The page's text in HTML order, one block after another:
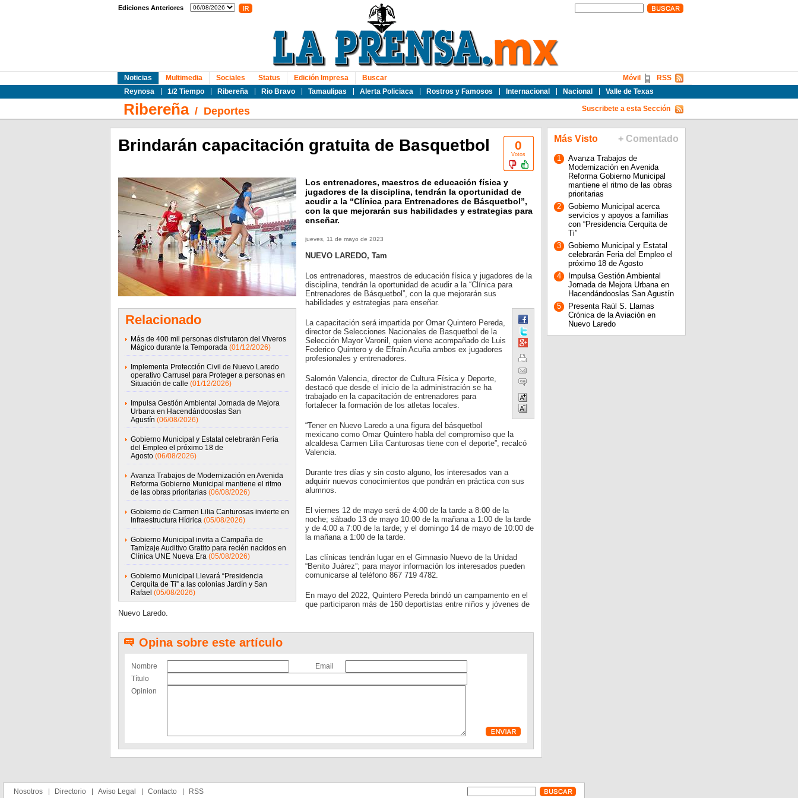
Ediciones Anteriores
Noticias
Reynosa
1/2 Tiempo Ribereña Rio Bravo Tamaulipas Alerta Policiaca Rostros y Famosos Internacional Nacional Valle de Texas
Multimedia Sociales Status Edición Impresa Buscar RSS
Móvil
Ribereña/ Deportes Suscribete a esta Sección
0
Votos
Brindarán capacitación gratuita de Basquetbol
Relacionado
Más de 400 mil personas disfrutaron del Viveros
Mágico durante la Temporada (01/12/2026)
Implementa Protección Civil de Nuevo Laredo
operativo Carrusel para Proteger a personas en
Situación de calle (01/12/2026)
Impulsa Gestión Ambiental Jornada de Mejora
Urbana en Hacendándooslas San
Agustín (06/08/2026)
Gobierno Municipal y Estatal celebrarán Feria
del Empleo el próximo 18 de
Agosto (06/08/2026)
Avanza Trabajos de Modernización en Avenida
Reforma Gobierno Municipal mantiene el ritmo
de las obras prioritarias (06/08/2026)
Gobierno de Carmen Lilia Canturosas invierte en
Infraestructura Hídrica (05/08/2026)
Gobierno Municipal invita a Campaña de
Tamízaje Auditivo Gratito para recién nacidos en
Clínica UNE Nueva Era (05/08/2026)
Gobierno Municipal Llevará “Presidencia
Cerquita de Ti” a las colonias Jardín y San
Rafael (05/08/2026)
Los entrenadores, maestros de educación física y
jugadores de la disciplina, tendrán la oportunidad de
acudir a la “Clínica para Entrenadores de Básquetbol”,
con la que mejorarán sus habilidades y estrategias para
enseñar.
jueves, 11 de mayo de 2023
NUEVO LAREDO, Tam
Los entrenadores, maestros de educación física y jugadores de la
disciplina, tendrán la oportunidad de acudir a la “Clínica para
Entrenadores de Básquetbol”, con la que mejorarán sus
habilidades y estrategias para enseñar.
La capacitación será impartida por Omar Quintero Pereda,
director de Selecciones Nacionales de Basquetbol de la
Selección Mayor Varonil, quien viene acompañado de Luis
Federico Quintero y de Efraín Acuña ambos ex jugadores
profesionales y entrenadores.
Salomón Valencia, director de Cultura Física y Deporte,
destacó que desde el inicio de la administración se ha
trabajado en la capacitación de entrenadores para
fortalecer la formación de los atletas locales.
“Tener en Nuevo Laredo a una figura del básquetbol
mexicano como Omar Quintero habla del compromiso que la
alcaldesa Carmen Lilia Canturosas tiene con el deporte”, recalcó
Valencia.
Durante tres días y sin costo alguno, los interesados van a
adquirir nuevos conocimientos que pondrán en práctica con sus
alumnos.
El viernes 12 de mayo será de 4:00 de la tarde a 8:00 de la
noche; sábado 13 de mayo 10:00 de la mañana a 1:00 de la tarde
y de 4:00 a 7:00 de la tarde; y el domingo 14 de mayo de 10:00 de
la mañana a 1:00 de la tarde.
Las clínicas tendrán lugar en el Gimnasio Nuevo de la Unidad
“Benito Juárez”; para mayor información los interesados pueden
comunicarse al teléfono 867 719 4782.
En mayo del 2022, Quintero Pereda brindó un campamento en el
que participaron más de 150 deportistas entre niños y jóvenes de
Nuevo Laredo.
Opina sobre este artículo
Nombre
Email
Título
Opinion
Más Visto + Comentado
1
Avanza Trabajos de
Modernización en Avenida
Reforma Gobierno Municipal
mantiene el ritmo de las obras
prioritarias
2
Gobierno Municipal acerca
servicios y apoyos a familias
con “Presidencia Cerquita de
Ti”
3
Gobierno Municipal y Estatal
celebrarán Feria del Empleo el
próximo 18 de Agosto
4
Impulsa Gestión Ambiental
Jornada de Mejora Urbana en
Hacendándooslas San Agustín
5
Presenta Raúl S. Llamas
Crónica de la Aviación en
Nuevo Laredo
Nosotros Directorio Aviso Legal Contacto RSS